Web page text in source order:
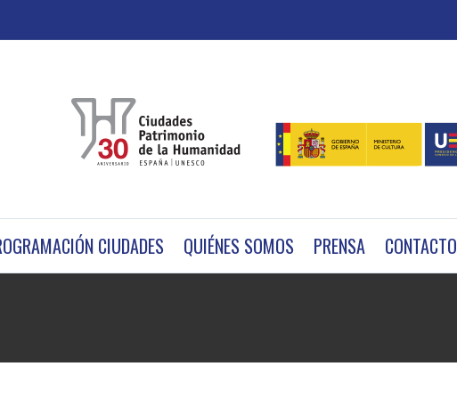
CIUDADES QUIÉNES SOMOS PRENSA CONTACTO